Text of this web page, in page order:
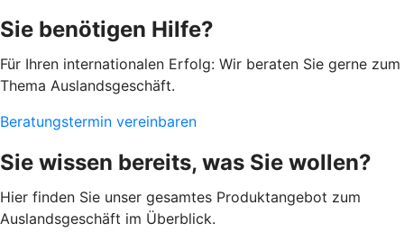
Sie benötigen Hilfe?
Für Ihren internationalen Erfolg: Wir beraten Sie gerne zum
Thema Auslandsgeschäft.
Beratungstermin vereinbaren
Sie wissen bereits, was Sie wollen?
Hier finden Sie unser gesamtes Produktangebot zum
Auslandsgeschäft im Überblick.